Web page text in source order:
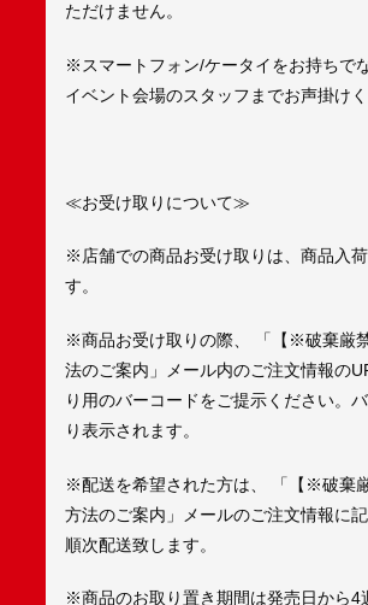
ただけません。
※スマートフォン/ケータイをお持ちで
イベント会場のスタッフまでお声掛けく
≪お受け取りについて≫
※店舗での商品お受け取りは、商品入
す。
※商品お受け取りの際、 「【※破棄厳
法のご案内」メール内のご注文情報の
り用のバーコードをご提示ください。
り表示されます。
※配送を希望された方は、 「【※破棄
方法のご案内」メールのご注文情報に
順次配送致します。
※商品のお取り置き期間は発売日から4